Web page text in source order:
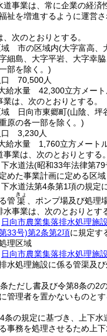
道事業は、常に企業の経済
祉を増進するように運営
次のとおりとする。
域 市の区域内(大字富高、
細島、大字平岩、大字幸
部を除く。)
口 70,500人
給水量 42,300立方メート
は、次のとおりとする。
域 日向市東郷町(山陰、坪
原の各一部を除く。)
口 3,230人
給水量 1,760立方メート
業は、次のとおりとする。
水道法(昭和33年法律第79
めた事業計画に定める区域
水道法第4条第1項の規定
管 渠
きょ
、ポンプ場及び処理
水事業は、次のとおりとす
日向市農業集落排水処理施
33号)第2条第2項に規定す
理区域
日向市農業集落排水処理施
水処理施設に係る管渠及
ただし書及び令第8条の2
管理者を置かないものとす
条の規定に基づき、上下水
事務を処理させるため上下